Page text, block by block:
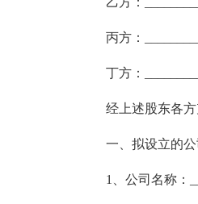
丙方：_________
丁方：_________
经上述股东各
一、拟设立的
1、公司名称：